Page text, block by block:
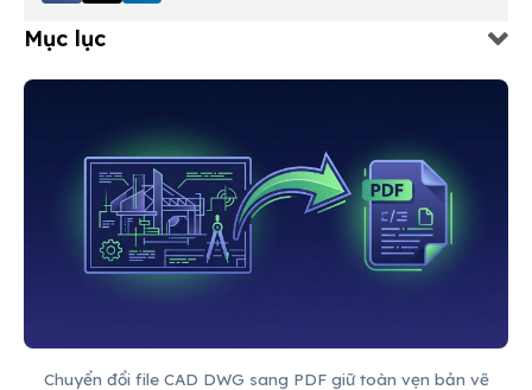
Mục lục
Chuyển đổi file CAD DWG sang PDF giữ toàn vẹn bản vẽ